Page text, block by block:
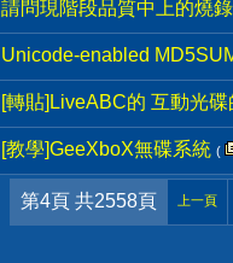
請問現階段品質中上的燒
Unicode-enabled
[轉貼]LiveABC的 互動光
[教學]GeeXboX無碟系統 (
第4頁 共2558頁 上一頁